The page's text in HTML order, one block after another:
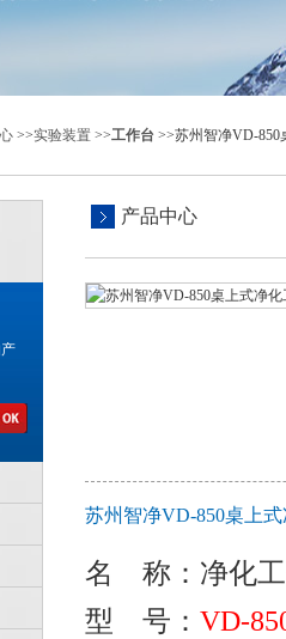
>>实验装置 >>工作台 >>苏州智净VD-850
产品中心
苏州智净VD-850桌上
名 称 ： 净化
型 号： VD-